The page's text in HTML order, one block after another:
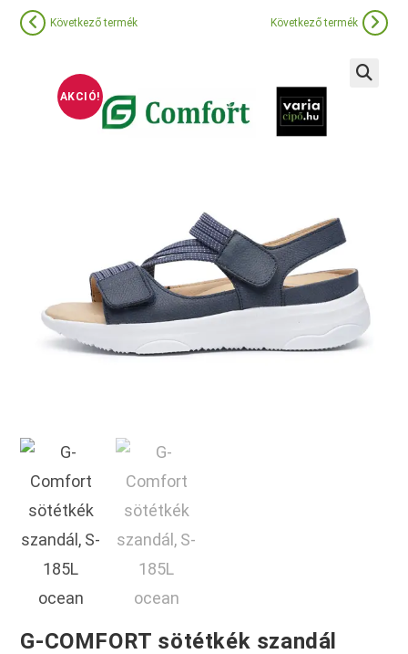
AKCIÓ!
Következő termék Következő termék
G-COMFORT sötétkék szandál